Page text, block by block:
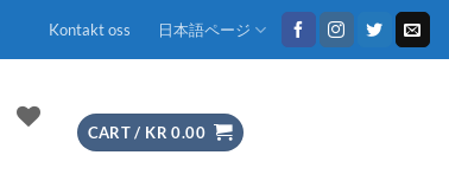
Kontakt oss 日本語ページ
CART / KR 0.00